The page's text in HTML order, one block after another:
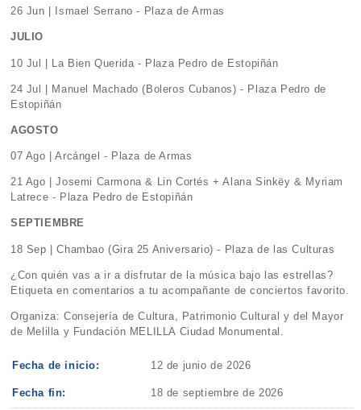
26 Jun | Ismael Serrano - Plaza de Armas
JULIO
10 Jul | La Bien Querida - Plaza Pedro de Estopiñán
24 Jul | Manuel Machado (Boleros Cubanos) - Plaza Pedro de
Estopiñán
AGOSTO
07 Ago | Arcángel - Plaza de Armas
21 Ago | Josemi Carmona & Lin Cortés + Alana Sinkëy & Myriam
Latrece - Plaza Pedro de Estopiñán
SEPTIEMBRE
18 Sep | Chambao (Gira 25 Aniversario) - Plaza de las Culturas
¿Con quién vas a ir a disfrutar de la música bajo las estrellas?
Etiqueta en comentarios a tu acompañante de conciertos favorito.
Organiza: Consejería de Cultura, Patrimonio Cultural y del Mayor
de Melilla y Fundación MELILLA Ciudad Monumental.
Fecha de inicio: 12 de junio de 2026
Fecha fin: 18 de septiembre de 2026